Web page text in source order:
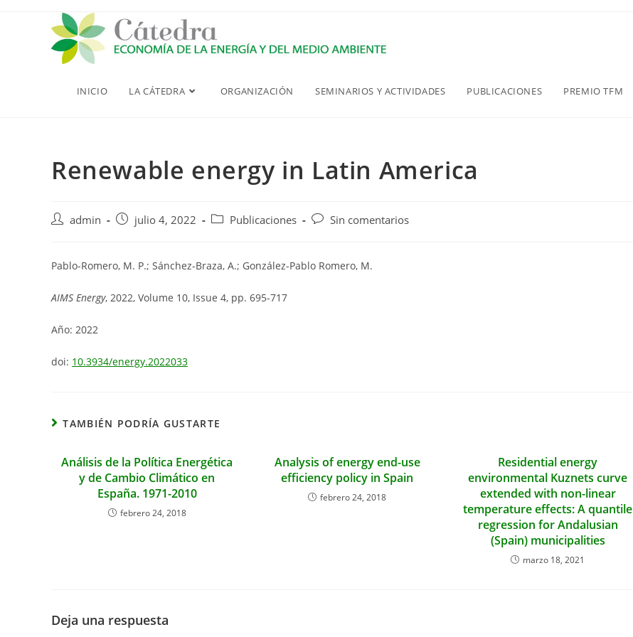
INICIO LA CÁTEDRA ORGANIZACIÓN SEMINARIOS Y ACTIVIDADES PUBLICACIONES PREMIO TFM
Renewable energy in Latin America
Autor
entrada:
admin
Publicación
entrada:
julio 4, 2022
Categoría
entrada:
Publicaciones
Comentarios
entrada:
Sin comentarios
Pablo-Romero, M. P.; Sánchez-Braza, A.; González-Pablo Romero, M.
AIMS Energy, 2022, Volume 10, Issue 4, pp. 695-717
Año: 2022
doi: 10.3934/energy.2022033
TAMBIÉN PODRÍA GUSTARTE
Análisis de la Política Energética
y de Cambio Climático en
España. 1971-2010
febrero 24, 2018
Analysis of energy end-use
efficiency policy in Spain
febrero 24, 2018
Residential energy
environmental Kuznets curve
extended with non-linear
temperature effects: A quantile
regression for Andalusian
(Spain) municipalities
marzo 18, 2021
Deja una respuesta